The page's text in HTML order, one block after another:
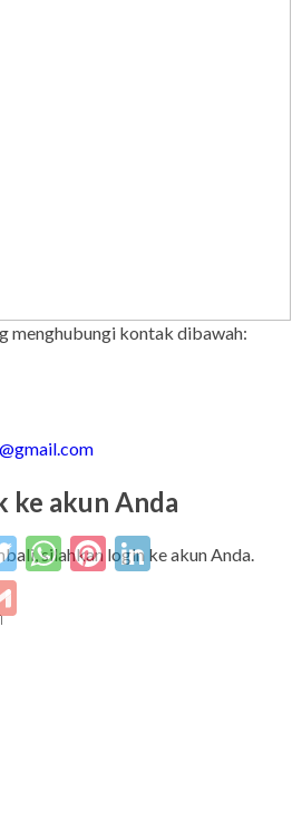
TwitterWhatsApp
PinterestLinkedIn
menghubungi kontak dibawah:
ke akun Anda
silahkan login ke akun Anda.